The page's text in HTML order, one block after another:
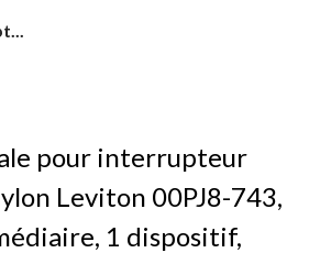
pour interrupteur
Leviton 00PJ8-743,
1 dispositif,